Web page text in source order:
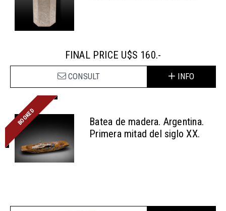
FINAL PRICE U$S 160.-
CONSULT INFO
BOOKED
Batea de madera. Argentina.
Primera mitad del siglo XX.